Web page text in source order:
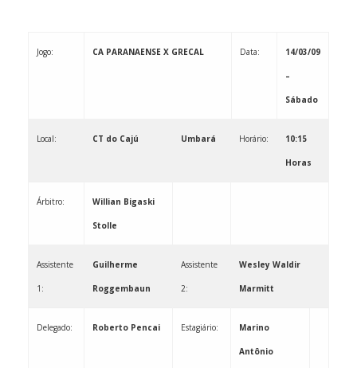
Jogo: CA PARANAENSE X GRECAL Data: 14/03/09
–
Sábado
Local: CT do Cajú Umbará Horário: 10:15
Horas
Árbitro: Willian Bigaski
Stolle
Assistente
1:
Guilherme
Roggembaun
Assistente
2:
Wesley Waldir
Marmitt
Delegado: Roberto Pencai Estagiário: Marino
Antônio